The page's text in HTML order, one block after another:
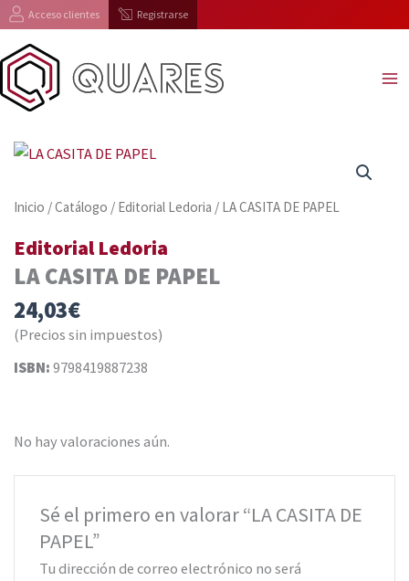
al
contenido
Acceso clientes Registrarse
Inicio /Catálogo / Editorial Ledoria / LA CASITA DE PAPEL
Editorial Ledoria
LA CASITA DE PAPEL
24,03€
(Precios sin impuestos)
ISBN: 9798419887238
No hay valoraciones aún.
Sé el primero en valorar “LA CASITA DE
PAPEL”
Tu dirección de correo electrónico no será